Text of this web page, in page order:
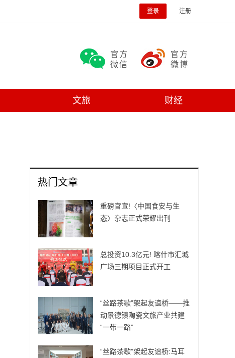
登录 注册
官方
微信
官方
微博
文旅 财经
热门文章
重磅官宣!〈中国食安与生
态〉杂志正式荣耀出刊
总投资10.3亿元! 喀什市汇城
广场三期项目正式开工
“丝路茶歇”架起友谊桥——推
动景德镇陶瓷文旅产业共建
“一带一路”
“丝路茶歇”架起友谊桥:马耳